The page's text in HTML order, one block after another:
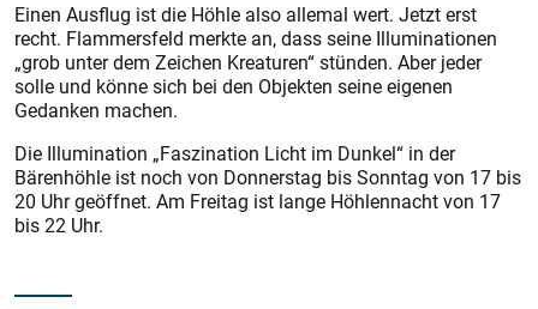
Einen Ausflug ist die Höhle also allemal wert. Jetzt erst
recht. Flammersfeld merkte an, dass seine Illuminationen
„grob unter dem Zeichen Kreaturen“ stünden. Aber jeder
solle und könne sich bei den Objekten seine eigenen
Gedanken machen.
Die Illumination „Faszination Licht im Dunkel“ in der
Bärenhöhle ist noch von Donnerstag bis Sonntag von 17 bis
20 Uhr geöffnet. Am Freitag ist lange Höhlennacht von 17
bis 22 Uhr.